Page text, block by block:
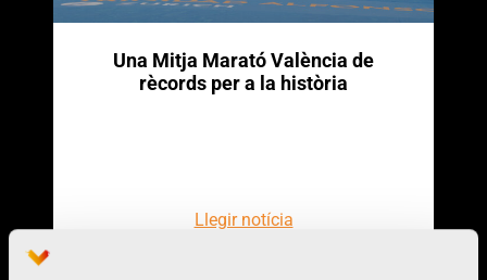
Una Mitja Marató València de
rècords per a la història
Llegir notícia